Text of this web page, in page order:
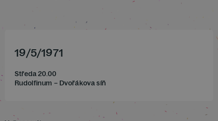
19/5/1971
Středa 20.00
Rudolfinum – Dvořákova síň